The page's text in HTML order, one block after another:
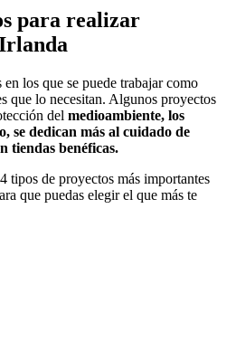
para realizar
los que se puede trabajar como
que lo necesitan. Algunos proyectos
del medioambiente, los
se dedican más al cuidado de
tiendas benéficas.
tipos de proyectos más importantes
que puedas elegir el que más te